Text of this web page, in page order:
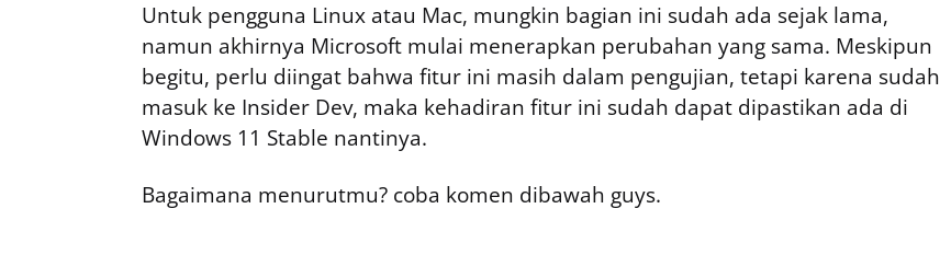
Untuk pengguna Linux atau Mac, mungkin bagian ini sudah ada sejak lama,
namun akhirnya Microsoft mulai menerapkan perubahan yang sama. Meskipun
begitu, perlu diingat bahwa fitur ini masih dalam pengujian, tetapi karena sudah
masuk ke Insider Dev, maka kehadiran fitur ini sudah dapat dipastikan ada di
Windows 11 Stable nantinya.
Bagaimana menurutmu? coba komen dibawah guys.